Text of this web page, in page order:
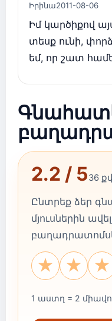
Իրինա2011-08-06
Իմ կարծիքով
տեսք ունի,
եմ, որ շատ
2.2 / 536
Ընտրեք ձեր
մյուսներին
★
★
★
1 աստղ = 2